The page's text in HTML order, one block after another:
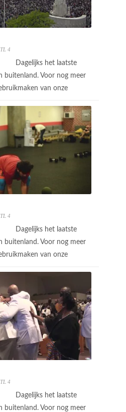
4
Dagelijks het laatste
buitenland. Voor nog meer
van onze
4
Dagelijks het laatste
buitenland. Voor nog meer
van onze
4
Dagelijks het laatste
buitenland. Voor nog meer